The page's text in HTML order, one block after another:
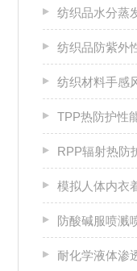
纺织品水分蒸
纺织品防紫外
纺织材料手感
TPP热防护性
RPP辐射热防护
模拟人体内衣
防酸碱服喷溅
耐化学液体渗